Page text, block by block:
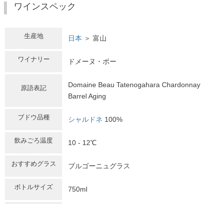
ワインスペック
生産地 日本 ＞ 富山
ワイナリー ドメーヌ・ボー
原語表記
Domaine Beau Tatenogahara Chardonnay
Barrel Aging
ブドウ品種 シャルドネ 100%
飲みごろ温度 10 - 12℃
おすすめグラス ブルゴーニュグラス
ボトルサイズ 750ml